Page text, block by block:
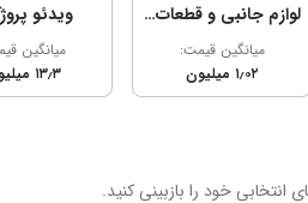
لوازم جانبی و قطعات تلویزیون و پروژکتور
میانگین قیمت:
۱٫۰۲ میلیون
ویدئو
میانگین
۱۳٫۳ میلیون
انتخابی خود را بازبینی کنید.